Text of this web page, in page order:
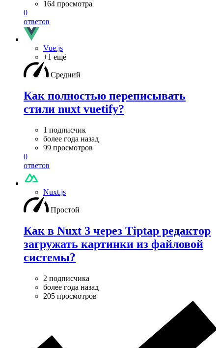
164 просмотра
0
ответов
Vue.js
+1 ещё
Средний
Как полностью переписывать
стили nuxt vuetify?
1 подписчик
более года назад
99 просмотров
0
ответов
Nuxt.js
Простой
Как в Nuxt 3 через Tiptap редактор
загружать картинки из файловой
системы?
2 подписчика
более года назад
205 просмотров